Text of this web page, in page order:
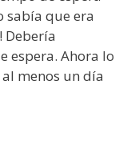
sabía que era
Debería
espera. Ahora lo
menos un día